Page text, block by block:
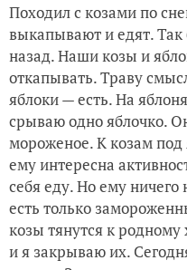
Походил с козами по
выкапывают и едят. Так
назад. Наши козы и
откапывать. Траву
яблоки — есть. На
срываю одно яблочко.
мороженое. К козам
ему интересна
себя еду. Но ему
есть только
козы тянутся к
и я закрываю их.